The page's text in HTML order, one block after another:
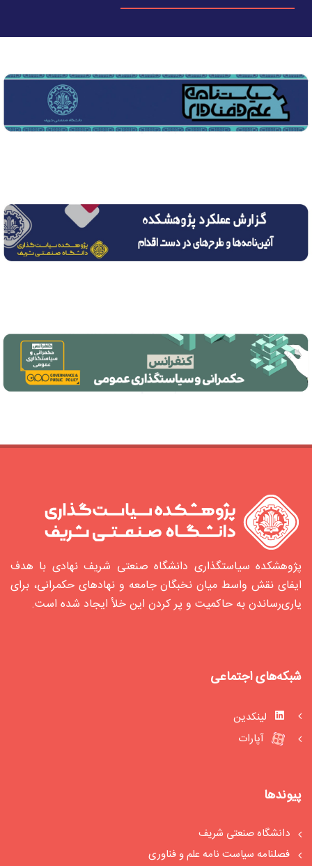
پژوهشکده سیاستگذاری دانشگاه صنعتی شریف نهادی با هدف
ایفای نقش واسط میان نخبگان جامعه و نهادهای حکمرانی، برای
یاری‌رساندن به حاکمیت و پر کردن این خلأ ایجاد شده‌ است.
شبکه‌های اجتماعی
لینکدین
آپارات
پیوندها
دانشگاه صنعتی شریف
فصلنامه سیاست‏ نامه علم و فناوری